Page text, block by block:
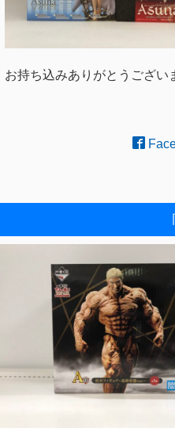
お持ち込みありがとうござい